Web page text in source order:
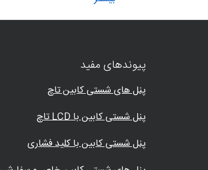
پیوندهای مفید
پنل های شستی کابین تاچ
پنل شستی کابین با LCD تاچ
پنل شستی کابین با کلید فشاری